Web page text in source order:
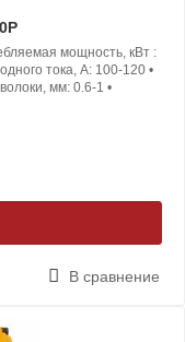
мощность, кВт :
тока, A: 100-120 •
мм: 0.6-1 •
В сравнение